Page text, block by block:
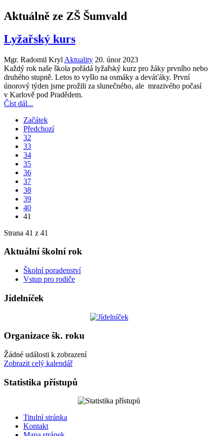
Aktuálně ze ZŠ Šumvald
Lyžařský kurs
Mgr. Radomil Kryl Aktuality 20. únor 2023
Každý rok naše škola pořádá lyžařský kurz pro žáky prvního nebo
druhého stupně. Letos to vyšlo na osmáky a deváťáky. První
únorový týden jsme prožili za slunečného, ale mrazivého počasí
v Karlově pod Pradědem.
Číst dál...
Začátek
Předchozí
32
33
34
35
36
37
38
39
40
41
Strana 41 z 41
Aktuální školní rok
Školní poradenství
Vstup pro rodiče
Jídelníček
Organizace šk. roku
Žádné události k zobrazení
Zobrazit celý kalendář
Statistika přístupů
Titulní stránka
Kontakt